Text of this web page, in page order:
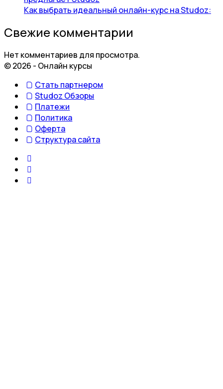
Как выбрать идеальный онлайн-курс на Studoz:
Свежие комментарии
Нет комментариев для просмотра.
© 2026 - Онлайн курсы
Стать партнером
Studoz Обзоры
Платежи
Политика
Оферта
Структура сайта